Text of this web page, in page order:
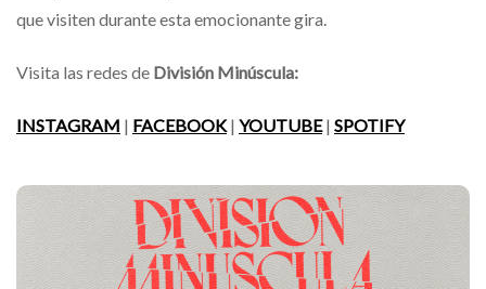
que visiten durante esta emocionante gira.
Visita las redes de División Minúscula:
INSTAGRAM | FACEBOOK| YOUTUBE| SPOTIFY